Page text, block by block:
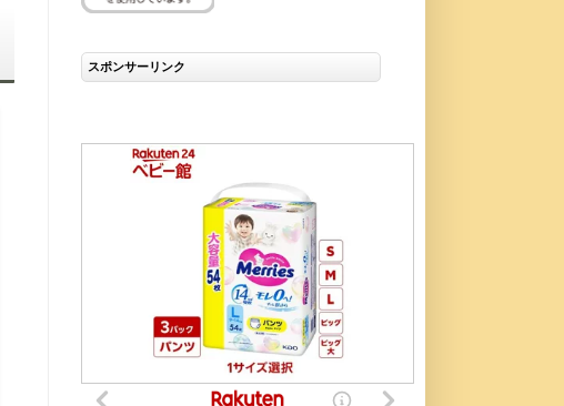
スポンサーリンク